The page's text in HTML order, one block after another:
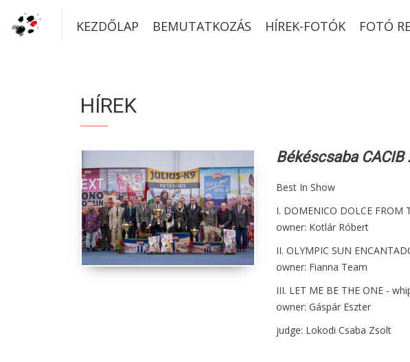
KEZDŐLAP BEMUTATKOZÁS HÍREK-FOTÓK FOTÓ
HÍREK
Békéscsaba CACIB
Best In Show
I. DOMENICO DOLCE FROM
owner: Kotlár Róbert
II. OLYMPIC SUN
owner: Fianna Team
III. LET ME BE THE ONE -
owner: Gáspár Eszter
judge: Lokodi Csaba Zsolt